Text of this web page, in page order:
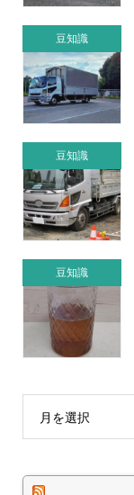
豆知識
豆知識
豆知識
月を選択